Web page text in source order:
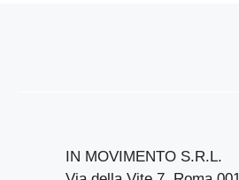
IN MOVIMENTO S.R.L.